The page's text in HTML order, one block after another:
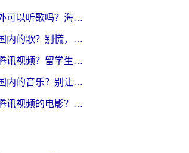
酷狗会员在国外可以听歌吗？海外党亲测有效：3步解决音乐权限难题
在国外无法听国内的歌？别慌，这样操作就能畅听QQ音乐（附亲测加速器推荐）
在国外如何看腾讯视频？留学生亲测有效的回国加速方案
在国外怎么听国内的音乐？别让版权限制断了你的华语歌单
怎么在国外看腾讯视频的电影？海外党亲测有效的回国加速指南